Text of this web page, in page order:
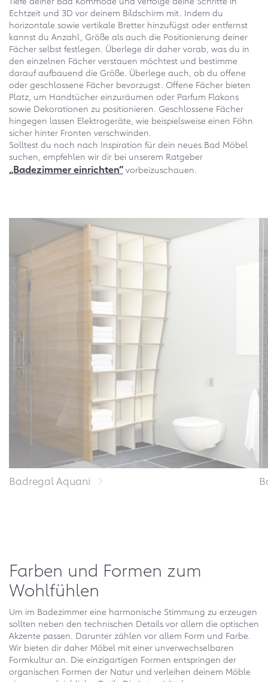
Echtzeit und 3D vor deinem Bildschirm mit. Indem du
horizontale sowie vertikale Bretter hinzufügst oder entfernst
kannst du Anzahl, Größe als auch die Positionierung deiner
Fächer selbst festlegen. Überlege dir daher vorab, was du in
den einzelnen Fächer verstauen möchtest und bestimme
darauf aufbauend die Größe. Überlege auch, ob du offene
oder geschlossene Fächer bevorzugst. Offene Fächer bieten
Platz, um Handtücher einzuräumen oder Parfum Flakons
sowie Dekorationen zu positionieren. Geschlossene Fächer
hingegen lassen Elektrogeräte, wie beispielsweise einen Föhn
sicher hinter Fronten verschwinden.
Solltest du noch nach Inspiration für dein neues Bad Möbel
suchen, empfehlen wir dir bei unserem Ratgeber
„Badezimmer einrichten“ vorbeizuschauen.
Badregal Aquani
Farben und Formen zum
Wohlfühlen
Um im Badezimmer eine harmonische Stimmung zu erzeugen
sollten neben den technischen Details vor allem die optischen
Akzente passen. Darunter zählen vor allem Form und Farbe.
Wir bieten dir daher Möbel mit einer unverwechselbaren
Formkultur an. Die einzigartigen Formen entspringen der
organischen Formen der Natur und verleihen deinem Möble